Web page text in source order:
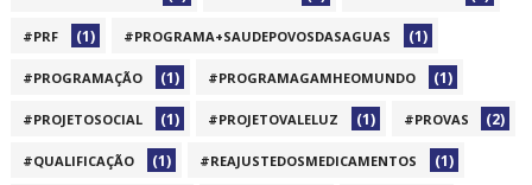
#PRF (1) #PROGRAMA+SAUDEPOVOSDASAGUAS (1)
#PROGRAMAÇÃO (1) #PROGRAMAGAMHEOMUNDO (1)
#PROJETOSOCIAL (1) #PROJETOVALELUZ (1) #PROVAS (2)
#QUALIFICAÇÃO (1) #REAJUSTEDOSMEDICAMENTOS (1)